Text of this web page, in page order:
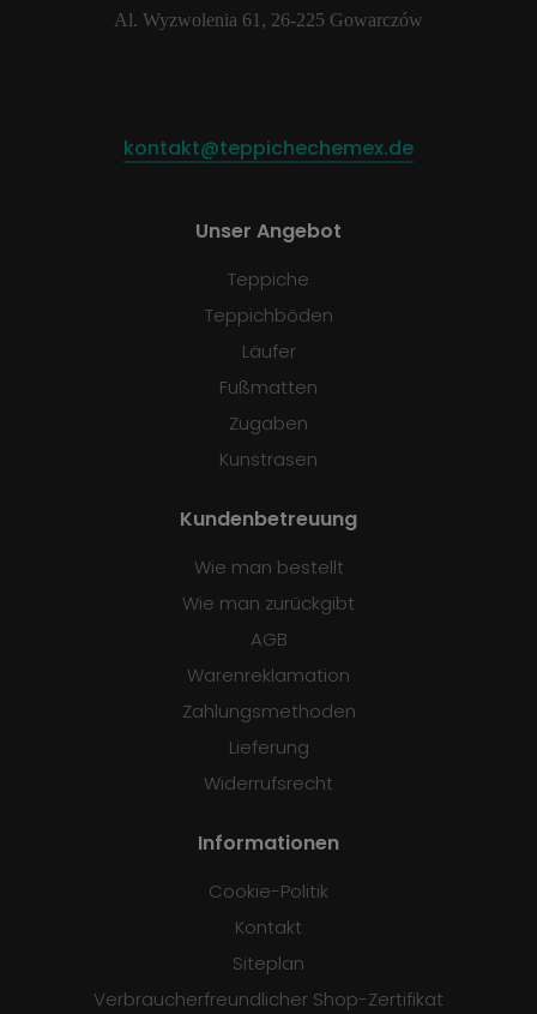
Al. Wyzwolenia 61, 26-225 Gowarczów
kontakt@teppichechemex.de
Unser Angebot
Teppiche
Teppichböden
Läufer
Fußmatten
Zugaben
Kunstrasen
Kundenbetreuung
Wie man bestellt
Wie man zurückgibt
AGB
Warenreklamation
Zahlungsmethoden
Lieferung
Widerrufsrecht
Informationen
Cookie-Politik
Kontakt
Siteplan
Verbraucherfreundlicher Shop-Zertifikat